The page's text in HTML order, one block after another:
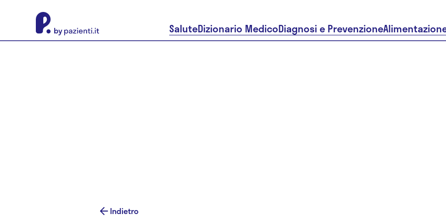
SaluteDizionario MedicoDiagnosi e Prevenzione
Indietro